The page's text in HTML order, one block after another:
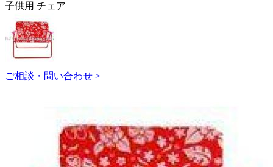
子供用 チェア
ご相談・問い合わせ >